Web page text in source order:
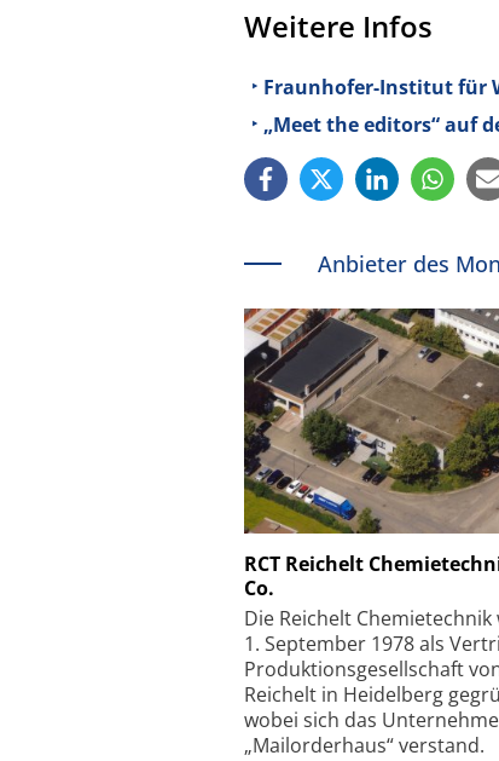
Weitere Infos
Fraunhofer-Institut für
„Meet the editors“ auf
Anbieter des
RCT Reichelt
Co.
Die Reichelt
1. September 1978 als
Produktionsgesellschaft
Reichelt in Heidelberg
wobei sich das
„Mailorderhaus“ verstand.
Schäfter +